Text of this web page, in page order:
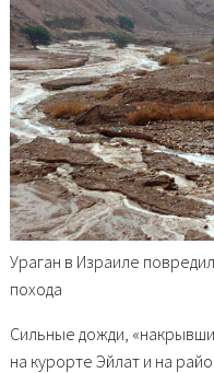
Ураган в Израиле
похода
Сильные дожди,
на курорте Эйлат и на